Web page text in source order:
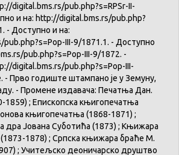
digital.bms.rs/pub.php?s=RPSr-II-
и на: http://digital.bms.rs/pub.php?
- Доступно и на:
III-9/1871.1. - Доступно
pub.php?s=Pop-III-9/1872. -
digital.bms.rs/pub.php?s=Pop-III-
Прво годиште штампано је у Земуну,
- Промене издавача: Печатња Дан.
; Епископска књигопечатња
књигопечатња (1868-1871) ;
дра Јована Суботића (1873) ; Књижара
1878) ; Српска књижара браће М.
; Учитељско деоничарско друштво